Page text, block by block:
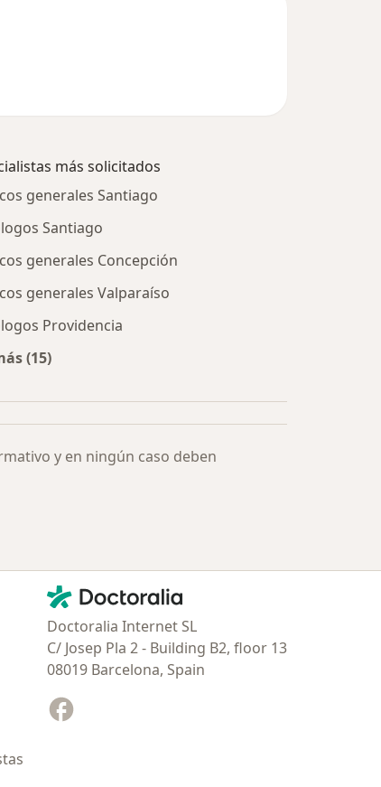
más solicitados
generales Santiago
Santiago
generales Concepción
generales Valparaíso
Providencia
(15)
y en ningún caso deben
Contacto
Doctoralia - Página de inicio
Doctoralia Internet SL
C/ Josep Pla 2 - Building B2, floor 13
08019 Barcelona, Spain